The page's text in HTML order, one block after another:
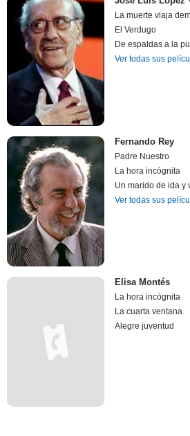
La muerte viaja
El Verdugo
De espaldas a la
Ver todas sus
Fernando Rey
Padre Nuestro
La hora incógnita
Un marido de ida y
Ver todas sus
Elisa Montés
La hora incógnita
La cuarta ventana
Alegre juventud